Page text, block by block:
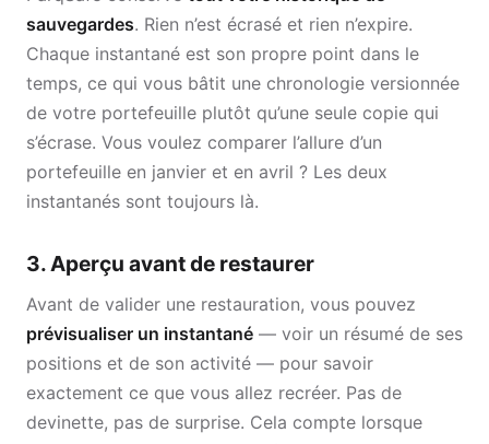
sauvegardes. Rien n’est écrasé et rien n’expire.
Chaque instantané est son propre point dans le
temps, ce qui vous bâtit une chronologie versionnée
de votre portefeuille plutôt qu’une seule copie qui
s’écrase. Vous voulez comparer l’allure d’un
portefeuille en janvier et en avril ? Les deux
instantanés sont toujours là.
3. Aperçu avant de restaurer
Avant de valider une restauration, vous pouvez
prévisualiser un instantané — voir un résumé de ses
positions et de son activité — pour savoir
exactement ce que vous allez recréer. Pas de
devinette, pas de surprise. Cela compte lorsque